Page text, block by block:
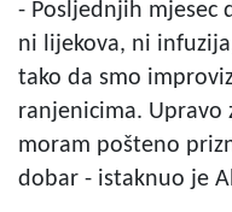
- Posljednjih mjesec
ni lijekova, ni
tako da smo
ranjenicima. Upravo
moram pošteno
dobar - istaknuo je